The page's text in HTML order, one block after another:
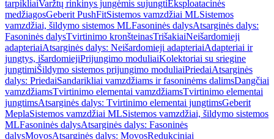
tarpikliaiVaržtų rinkinys jungėmis sujungtiEksploatacinės
medžiagosGeberit PushFitSistemos vamzdžiai MLSistemos
vamzdžiai, šildymo sistemos MLFasoninės dalysAtsarginės dalys:
Fasoninės dalysTvirtinimo kronšteinasTrišakiaiNeišardomieji
adapteriaiAtsarginės dalys: Neišardomieji adapteriaiAdapteriai ir
jungtys, išardomiejiPrijungimo moduliaiKolektoriai su sriegine
jungtimiŠildymo sistemos prijungimo moduliaiPriedaiAtsarginės
dalys: PriedaiSandarikliai vamzdžiams ir fasoninėms dalimsDangčiai
vamzdžiamsTvirtinimo elementai vamzdžiamsTvirtinimo elementai
jungtimsAtsarginės dalys: Tvirtinimo elementai jungtimsGeberit
MeplaSistemos vamzdžiai MLSistemos vamzdžiai, šildymo sistemos
MLFasoninės dalysAtsarginės dalys: Fasoninės
dalysMovosAtsarginės dalys: MovosRedukciniai